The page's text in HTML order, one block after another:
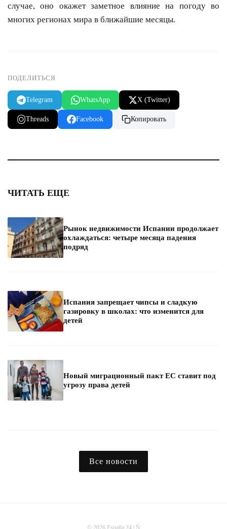
случае, оно окажет заметное влияние на погоду во
многих регионах мира в ближайшие месяцы.
ПОДЕЛИТЬСЯ
Telegram WhatsApp X (Twitter)
Threads Facebook Копировать
ЧИТАТЬ ЕЩЕ
Рынок недвижимости Испании продолжает
охлаждаться: четыре месяца падения
подряд
Испания запрещает чипсы и сладкую
газировку в школах: что изменится для
детей
Новый миграционный пакт ЕС ставит под
угрозу права детей
Все новости
© 2026 España 24 | Ñ